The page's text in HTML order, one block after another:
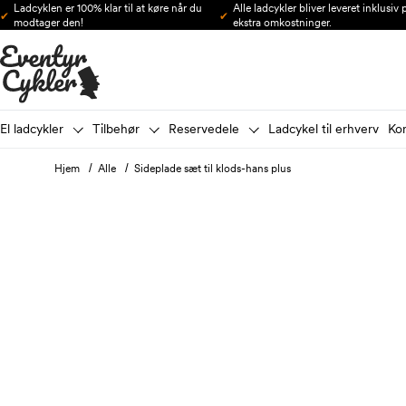
Gå til indhold
Ladcyklen er 100% klar til at køre når du
modtager den!
Alle ladcykler bliver leveret inklusiv
ekstra omkostninger.
El ladcykler Tilbehør Reservedele Ladcykel til erhverv
Hjem Alle Sideplade sæt til klods-hans plus